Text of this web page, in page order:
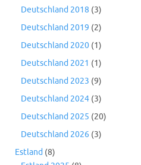
Deutschland 2018 (3)
Deutschland 2019 (2)
Deutschland 2020 (1)
Deutschland 2021 (1)
Deutschland 2023 (9)
Deutschland 2024 (3)
Deutschland 2025 (20)
Deutschland 2026 (3)
Estland (8)